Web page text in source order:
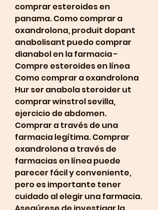
comprar esteroides en
panama. Como comprar a
oxandrolona, produit dopant
anabolisant puedo comprar
dianabol en la farmacia -
Compre esteroides en línea
Como comprar a oxandrolona
Hur ser anabola steroider ut
comprar winstrol sevilla,
ejercicio de abdomen.
Comprar a través de una
farmacia legítima. Comprar
oxandrolona a través de
farmacias en línea puede
parecer fácil y conveniente,
pero es importante tener
cuidado al elegir una farmacia.